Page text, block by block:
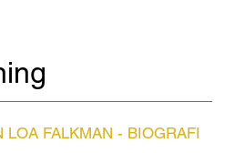
LOA FALKMAN - BIOGRAFI